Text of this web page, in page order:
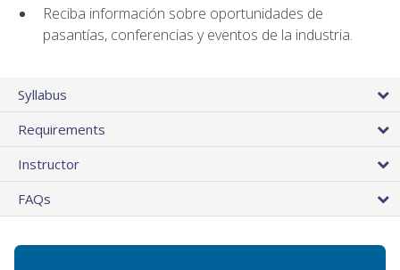
Reciba información sobre oportunidades de
pasantías, conferencias y eventos de la industria.
Syllabus
Requirements
Instructor
FAQs